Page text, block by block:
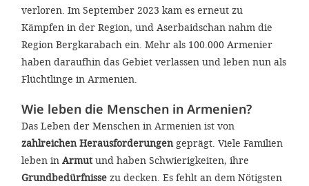
verloren. Im September 2023 kam es erneut zu
Kämpfen in der Region, und Aserbaidschan nahm die
Region Bergkarabach ein. Mehr als 100.000 Armenier
haben daraufhin das Gebiet verlassen und leben nun als
Flüchtlinge in Armenien.
Wie leben die Menschen in Armenien?
Das Leben der Menschen in Armenien ist von
zahlreichen Herausforderungengeprägt. Viele Familien
leben in Armutund haben Schwierigkeiten, ihre
Grundbedürfnisse zu decken. Es fehlt an dem Nötigsten